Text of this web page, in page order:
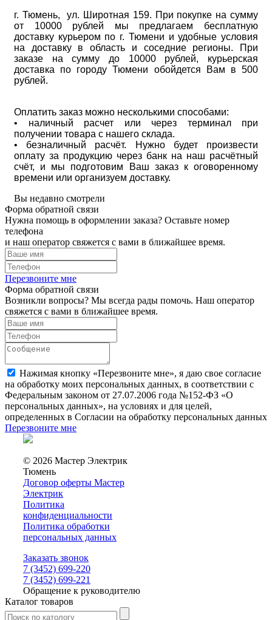
г. Тюмень, ул. Широтная 159. При покупке на сумму
от 10000 рублей мы предлагаем бесплатную
доставку курьером по г. Тюмени и удобные условия
на доставку в область и соседние регионы. При
заказе на сумму до 10000 рублей, курьерская
доставка по городу Тюмени обойдется Вам в 500
рублей.
Оплатить заказ можно несколькими способами:
• наличный расчет или через терминал при
получении товара с нашего склада.
• безналичный расчёт. Нужно будет произвести
оплату за продукцию через банк на наш расчётный
счёт, и мы подготовим Ваш заказ к оговоренному
времени или организуем доставку.
Вы недавно смотрели
Форма обратной связи
Нужна помощь в оформлении заказа? Оставьте номер
телефона
и наш оператор свяжется с вами в ближайшее время.
Перезвоните мне
Форма обратной связи
Возникли вопросы? Мы всегда рады помочь. Наш оператор
свяжется с вами в ближайшее время.
Нажимая кнопку «Перезвоните мне», я даю свое согласие
на обработку моих персональных данных, в соответствии с
Федеральным законом от 27.07.2006 года №152-ФЗ «О
персональных данных», на условиях и для целей,
определенных в Согласии на обработку персональных данных
Перезвоните мне
© 2026 Мастер Электрик
Тюмень
Договор оферты Мастер
Электрик
Политика
конфиденциальности
Политика обработки
персональных данных
Заказать звонок
7 (3452) 699-220
7 (3452) 699-221
Обращение к руководителю
Каталог товаров